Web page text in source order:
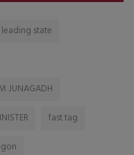
state
JUNAGADH
fast tag